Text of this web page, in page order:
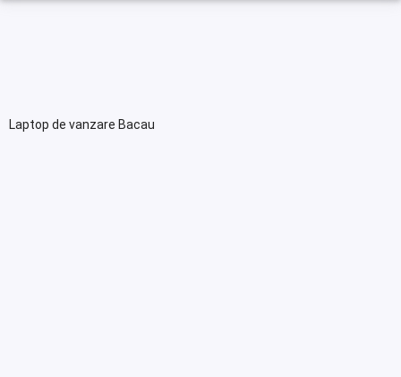
Laptop de vanzare Bacau